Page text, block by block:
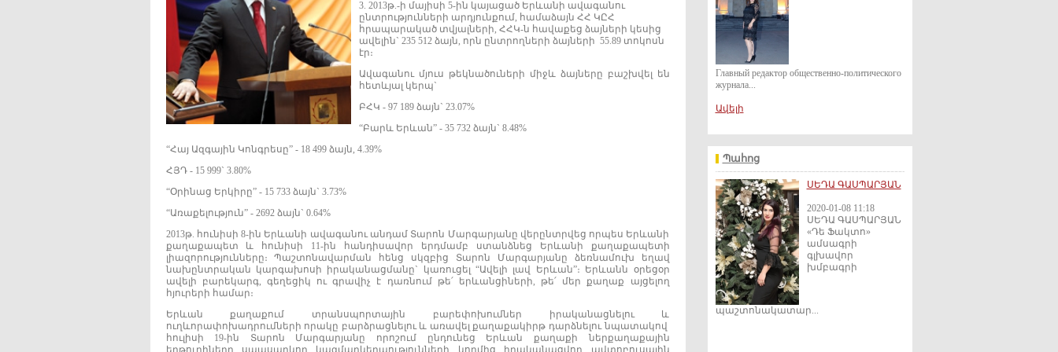
3. 2013թ.-ի մայիսի 5-ին կայացած Երևանի ավագանու
ընտրությունների արդյունքում, համաձայն ՀՀ ԿԸՀ
հրապարակած տվյալների, ՀՀԿ-ն հավաքեց ձայների կեսից
ավելին` 235 512 ձայն, որն ընտրողների ձայների 55.89 տոկոսն
էր։
Ավագանու մյուս թեկնածուների միջև ձայները բաշխվել են
հետևյալ կերպ`
ԲՀԿ - 97 189 ձայն` 23.07%
“Բարև Երևան” - 35 732 ձայն` 8.48%
“Հայ Ազգային Կոնգրեսը” - 18 499 ձայն, 4.39%
ՀՅԴ - 15 999` 3.80%
“Օրինաց Երկիրը” - 15 733 ձայն` 3.73%
“Առաքելություն” - 2692 ձայն` 0.64%
2013թ. հունիսի 8-ին Երևանի ավագանու անդամ Տարոն Մարգարյանը վերընտրվեց որպես Երևանի
քաղաքապետ և հունիսի 11-ին հանդիսավոր երդմամբ ստանձնեց Երևանի քաղաքապետի
լիազորությունները։ Պաշտոնավարման հենց սկզբից Տարոն Մարգարյանը ձեռնամուխ եղավ
նախընտրական կարգախոսի իրականացմանը` կառուցել “Ավելի լավ Երևան”։ Երևանն օրեցօր
ավելի բարեկարգ, գեղեցիկ ու գրավիչ է դառնում թե՛ երևանցիների, թե՛ մեր քաղաք այցելող
հյուրերի համար։
Երևան քաղաքում տրանսպորտային բարեփոխումներ իրականացնելու և
ուղևորափոխադրումների որակը բարձրացնելու և առավել քաղաքակիրթ դարձնելու նպատակով
հուլիսի 19-ին Տարոն Մարգարյանը որոշում ընդունեց Երևան քաղաքի ներքաղաքային
երթուղիները սպասարկող կազմարկերպությունների կողմից իրականացվող ավտոբուսային
Главный редактор общественно-политического
журнала...
Ավելի
Պահոց
ՍԵԴԱ ԳԱՍՊԱՐՅԱՆ
2020-01-08 11:18
ՍԵԴԱ ԳԱՍՊԱՐՅԱՆ
«Դե Ֆակտո»
ամսագրի
գլխավոր
խմբագրի
պաշտոնակատար...